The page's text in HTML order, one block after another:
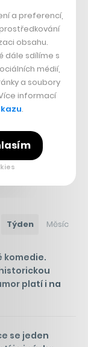
Týden Měsíc
komedie.
platí i na
se jeden
a preferencí,
obsahu.
dále sdílíme s
médií,
a soubory
informací
.